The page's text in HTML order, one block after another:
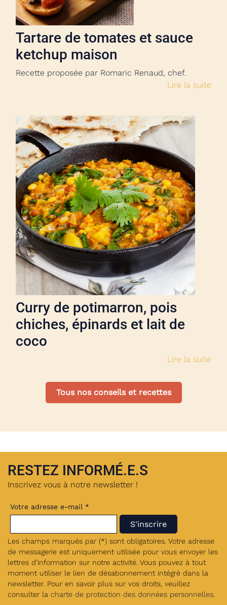
Tartare de tomates et sauce
ketchup maison
Recette proposée par Romaric Renaud, chef.
Lire la suite
Curry de potimarron, pois
chiches, épinards et lait de
coco
Lire la suite
Tous nos conseils et recettes
RESTEZ INFORMÉ.E.S
Inscrivez vous à notre newsletter !
Votre adresse e-mail *
Les champs marqués par (*) sont obligatoires. Votre adresse
de messagerie est uniquement utilisée pour vous envoyer les
lettres d’information sur notre activité. Vous pouvez à tout
moment utiliser le lien de désabonnement intégré dans la
newsletter. Pour en savoir plus sur vos droits, veuillez
consulter la charte de protection des données personnelles